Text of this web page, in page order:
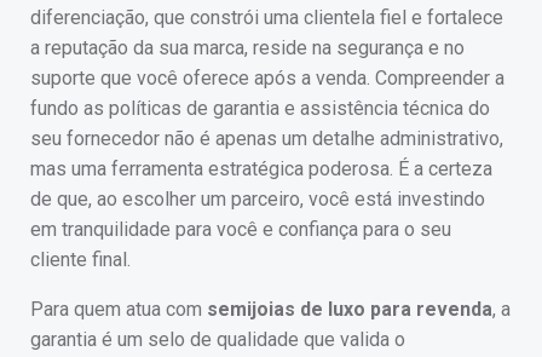
diferenciação, que constrói uma clientela fiel e fortalece
a reputação da sua marca, reside na segurança e no
suporte que você oferece após a venda. Compreender a
fundo as políticas de garantia e assistência técnica do
seu fornecedor não é apenas um detalhe administrativo,
mas uma ferramenta estratégica poderosa. É a certeza
de que, ao escolher um parceiro, você está investindo
em tranquilidade para você e confiança para o seu
cliente final.
Para quem atua com semijoias de luxo para revenda, a
garantia é um selo de qualidade que valida o